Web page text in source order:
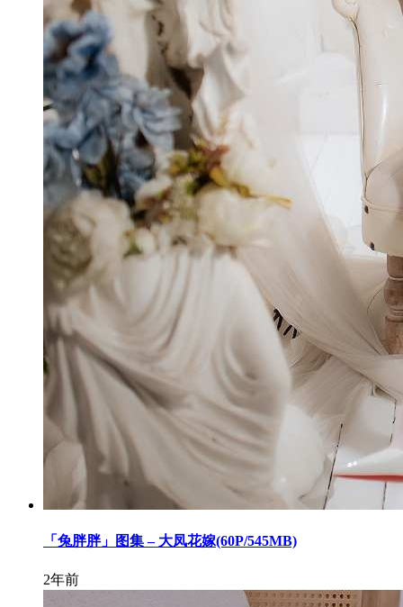
「兔胖胖」图集 – 大凤花嫁(60P/545MB)
2年前